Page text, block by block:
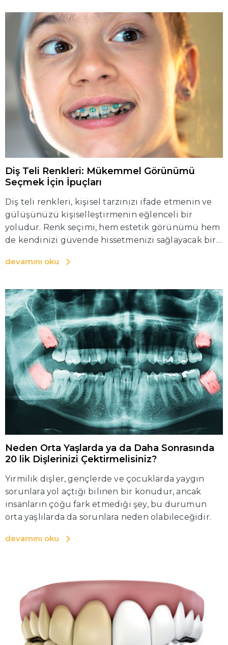
İmplantınızın sağlığı için hangi besinleri
tüketmelisiniz? Şimdi keşfedin!
Diş Teli Renkleri: Mükemmel Görünümü
Seçmek İçin İpuçları
Diş teli renkleri, kişisel tarzınızı ifade etmenin ve
gülüşünüzü kişiselleştirmenin eğlenceli bir
yoludur. Renk seçimi, hem estetik görünümü hem
de kendinizi güvende hissetmenizi sağlayacak bir
seçenekler bulunmaktadır ve renk tercihleriniz,
yansıtmalıdır.
devamını oku
Neden Orta Yaşlarda ya da Daha Sonrasında
20 lik Dişlerinizi Çektirmelisiniz?
Yirmilik dişler, gençlerde ve çocuklarda yaygın
sorunlara yol açtığı bilinen bir konudur, ancak
insanların çoğu fark etmediği şey, bu durumun
orta yaşlılarda da sorunlara neden olabileceğidir.
devamını oku